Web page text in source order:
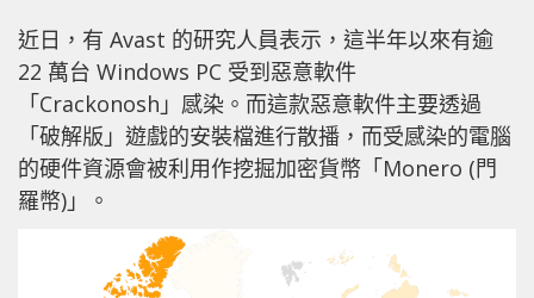
近日，有 Avast 的研究人員表示，這半年以來有逾
22 萬台 Windows PC 受到惡意軟件
「Crackonosh」感染。而這款惡意軟件主要透過
「破解版」遊戲的安裝檔進行散播，而受感染的電腦
的硬件資源會被利用作挖掘加密貨幣「Monero (門
羅幣)」。